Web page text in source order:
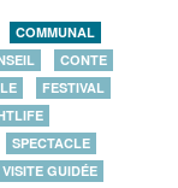
COMMUNAL
CONTE
FESTIVAL
SPECTACLE
VISITE GUIDÉE